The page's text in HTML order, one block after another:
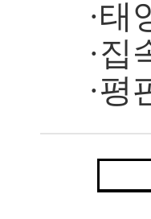
·태
·집
·평